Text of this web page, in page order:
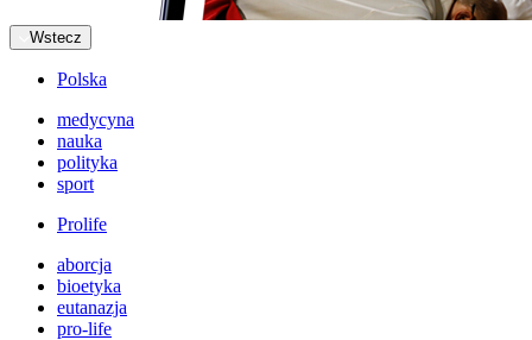
Wstecz
Polska
medycyna
nauka
polityka
sport
Prolife
aborcja
bioetyka
eutanazja
pro-life